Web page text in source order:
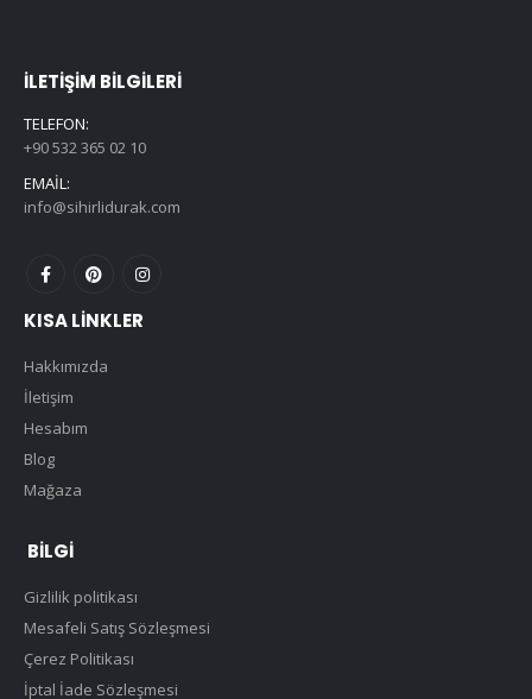
İLETIŞIM BILGILERI
TELEFON:
+90 532 365 02 10
EMAIL:
info@sihirlidurak.com
KISA LINKLER
Hakkımızda
İletişim
Hesabım
Blog
Mağaza
BILGI
Gizlilik politikası
Mesafeli Satış Sözleşmesi
Çerez Politikası
İptal İade Sözleşmesi